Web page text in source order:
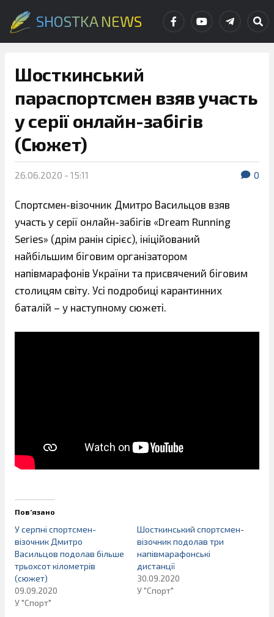
SHOSTKA NEWS
Шосткинський
параспортсмен взяв участь
у серії онлайн-забігів
(Сюжет)
26.06.2020 - 15:11 0
Спортсмен-візочник Дмитро Васильцов взяв
участь у серії онлайн-забігів «Dream Running
Series» (дрім ранін сірієс), ініційований
найбільшим біговим організатором
напівмарафонів України та присвячений біговим
столицям світу. Усі подробиці карантинних
баталій – у наступному сюжеті.
Пов’язано
У серпні спортсмен-
візочник Дмитро
Васильцов подолав більше
трьохсот кілометрів
(сюжет)
09.09.2020
У "Спорт"
Шосткинський спортсмен-
візочник подолав три
напівмарафонські
дистанції
30.09.2020
У "Спорт"